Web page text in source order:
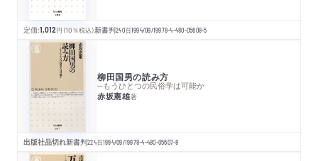
定価:1,012円 （10％税込）新書判240頁1994/09/19978-4-480-05608-5
柳田国男の読み方
─もうひとつの民俗学は可能か
赤坂憲雄著
出版社品切れ新書判224頁1994/09/19978-4-480-05607-8